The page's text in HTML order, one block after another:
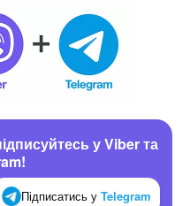
у Viber та
Підписатись у Telegram